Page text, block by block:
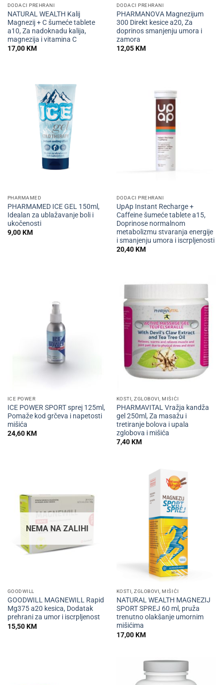
DODACI PREHRANI
NATURAL WEALTH Kalij
Magnezij + C šumeće tablete
a10, Za nadoknadu kalija,
magnezija i vitamina C
17,00KM
DODACI PREHRANI
PHARMANOVA Magnezijum
300 Direkt kesice a20, Za
doprinos smanjenju umora i
zamora
12,05KM
PHARMAMED
PHARMAMED ICE GEL 150ml,
Idealan za ublažavanje boli i
ukočenosti
9,00KM
DODACI PREHRANI
UpAp Instant Recharge +
Caffeine šumeće tablete a15,
Doprinose normalnom
metabolizmu stvaranja energije
i smanjenju umora i iscrpljenosti
20,40KM
ICE POWER
ICE POWER SPORT sprej 125ml,
Pomaže kod grčeva i napetosti
mišića
24,60KM
KOSTI, ZGLOBOVI, MIŠIĆI
PHARMAVITAL Vražja kandža
gel 250ml, Za masažu i
tretiranje bolova i upala
zglobova i mišića
7,40KM
NEMA NA ZALIHI
GOODWILL
GOODWILL MAGNEWILL Rapid
Mg375 a20 kesica, Dodatak
prehrani za umor i iscrpljenost
15,50KM
KOSTI, ZGLOBOVI, MIŠIĆI
NATURAL WEALTH MAGNEZIJ
SPORT SPREJ 60 ml, pruža
trenutno olakšanje umornim
mišićima
17,00KM